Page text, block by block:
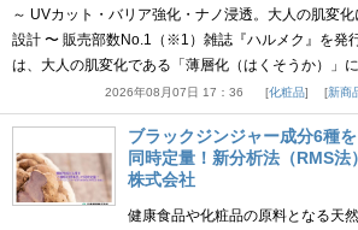
～ UVカット・バリア強化・ナノ浸透。大人の肌変
設計 〜 販売部数No.1（※1）雑誌『ハルメク』を発
は、大人の肌変化である「薄層化（はくそうか）
2026年08月07日 17：36 化粧品 新商
ブラックジンジャー成分6種
同時定量！新分析法（RMS
株式会社
健康食品や化粧品の原料となる天